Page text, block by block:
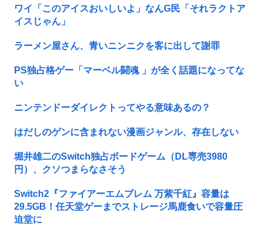
ワイ「このアイスおいしいよ」なんG民「それラクトア
イスじゃん」
ラーメン屋さん、青いニンニクを客に出して謝罪
PS独占格ゲー「マーベル闘魂 」が全く話題になってな
い
ニンテンドーダイレクトってやる意味あるの？
はだしのゲンに含まれない漫画ジャンル、存在しない
堀井雄二のSwitch独占ボードゲーム（DL専売3980
円）、クソつまらなさそう
Switch2『ファイアーエムブレム 万紫千紅』容量は
29.5GB！任天堂ゲーまでストレージ馬鹿食いで容量圧
迫堂に